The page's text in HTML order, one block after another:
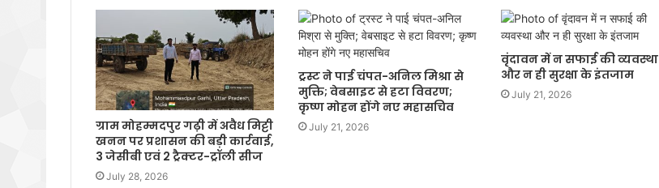
ग्राम मोहम्मदपुर गढ़ी में अवैध मिट्टी
खनन पर प्रशासन की बड़ी कार्रवाई,
3 जेसीबी एवं 2 ट्रैक्टर-ट्रॉली सीज
July 28, 2026
ट्रस्ट ने पाई चंपत-अनिल मिश्रा से
मुक्ति; वेबसाइट से हटा विवरण;
कृष्ण मोहन होंगे नए महासचिव
July 21, 2026
वृंदावन में न सफाई की व्यवस्था
और न ही सुरक्षा के इंतजाम
July 21, 2026